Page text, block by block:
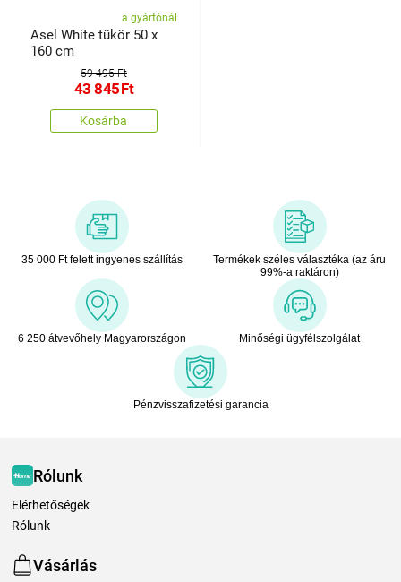
a gyártónál
Asel White tükör 50 x
160 cm
59 495 Ft
43 845Ft
Kosárba
35 000 Ft felett ingyenes szállítás
Termékek széles választéka (az áru
99%-a raktáron)
6 250 átvevőhely Magyarországon Minőségi ügyfélszolgálat
Pénzvisszafizetési garancia
Rólunk
Elérhetőségek
Rólunk
Vásárlás